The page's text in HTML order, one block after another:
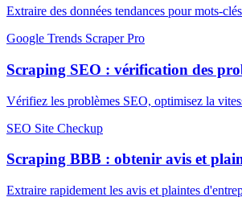
Extraire des données tendances pour mots-
Google Trends Scraper Pro
Scraping SEO : vérification des
Vérifiez les problèmes SEO, optimisez la
SEO Site Checkup
Scraping BBB : obtenir avis et
Extraire rapidement les avis et plaintes